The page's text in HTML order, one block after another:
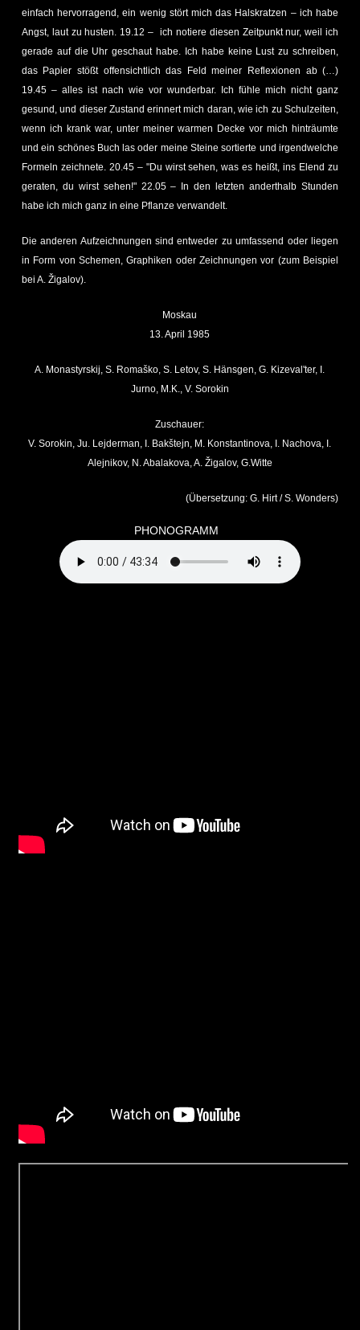
einfach hervorragend, ein wenig stört mich das Halskratzen – ich habe
Angst, laut zu husten. 19.12 – ich notiere diesen Zeitpunkt nur, weil ich
gerade auf die Uhr geschaut habe. Ich habe keine Lust zu schreiben,
das Papier stößt offensichtlich das Feld meiner Reflexionen ab (…)
19.45 – alles ist nach wie vor wunderbar. Ich fühle mich nicht ganz
gesund, und dieser Zustand erinnert mich daran, wie ich zu Schulzeiten,
wenn ich krank war, unter meiner warmen Decke vor mich hinträumte
und ein schönes Buch las oder meine Steine sortierte und irgendwelche
Formeln zeichnete. 20.45 – "Du wirst sehen, was es heißt, ins Elend zu
geraten, du wirst sehen!" 22.05 – In den letzten anderthalb Stunden
habe ich mich ganz in eine Pflanze verwandelt.
Die anderen Aufzeichnungen sind entweder zu umfassend oder liegen
in Form von Schemen, Graphiken oder Zeichnungen vor (zum Beispiel
bei A. Žigalov).
Moskau
13. April 1985
A. Monastyrskij, S. Romaško, S. Letov, S. Hänsgen, G. Kizeval'ter, I.
Jurno, M.K., V. Sorokin
Zuschauer:
V. Sorokin, Ju. Lejderman, I. Bakštejn, M. Konstantinova, I. Nachova, I.
Alejnikov, N. Abalakova, A. Žigalov, G.Witte
(Übersetzung: G. Hirt / S. Wonders)
PHONOGRAMM